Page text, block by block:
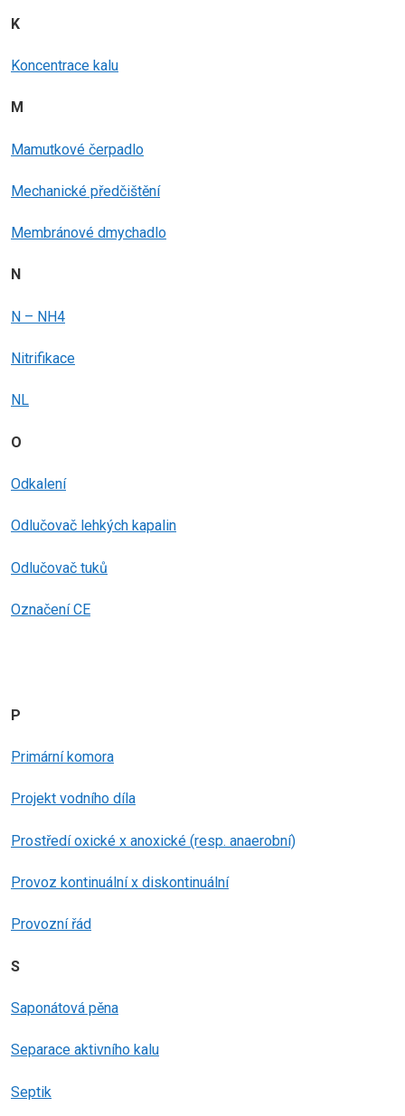
K
Koncentrace kalu
M
Mamutkové čerpadlo
Mechanické předčištění
Membránové dmychadlo
N
N – NH4
Nitrifikace
NL
O
Odkalení
Odlučovač lehkých kapalin
Odlučovač tuků
Označení CE
P
Primární komora
Projekt vodního díla
Prostředí oxické x anoxické (resp. anaerobní)
Provoz kontinuální x diskontinuální
Provozní řád
S
Saponátová pěna
Separace aktivního kalu
Septik